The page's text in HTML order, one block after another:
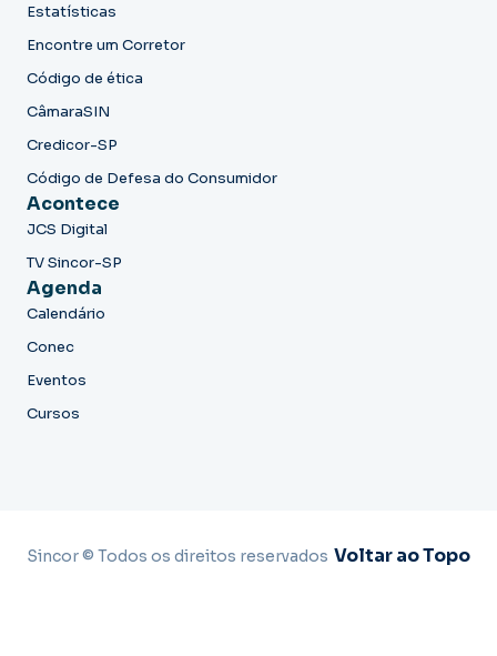
Estatísticas
Encontre um Corretor
Código de ética
CâmaraSIN
Credicor-SP
Código de Defesa do Consumidor
Acontece
JCS Digital
TV Sincor-SP
Agenda
Calendário
Conec
Eventos
Cursos
Sincor © Todos os direitos reservados Voltar ao Topo